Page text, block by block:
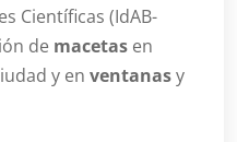
Científicas (IdAB-
de macetas en
y en ventanasy